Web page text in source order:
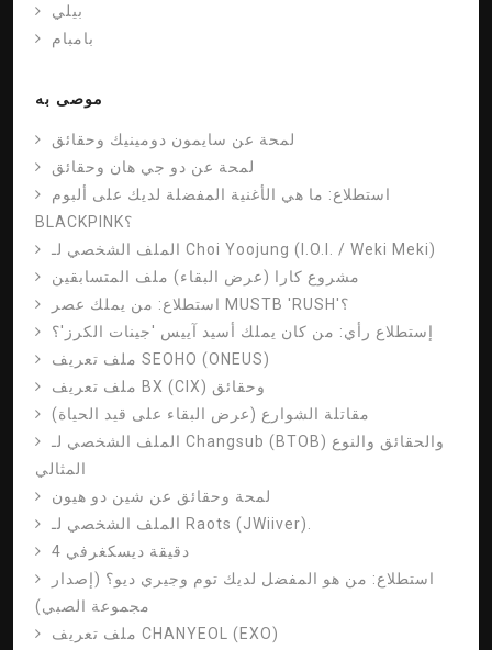
بيلي
بامبام
موصى به
لمحة عن سايمون دومينيك وحقائق
لمحة عن دو جي هان وحقائق
استطلاع: ما هي الأغنية المفضلة لديك على ألبوم
BLACKPINK؟
الملف الشخصي لـ Choi Yoojung (I.O.I. / Weki Meki)
مشروع كارا (عرض البقاء) ملف المتسابقين
استطلاع: من يملك عصر MUSTB 'RUSH'؟
إستطلاع رأي: من كان يملك أسيد آييس 'جينات الكرز'؟
ملف تعريف SEOHO (ONEUS)
ملف تعريف BX (CIX) وحقائق
مقاتلة الشوارع (عرض البقاء على قيد الحياة)
الملف الشخصي لـ Changsub (BTOB) والحقائق والنوع
المثالي
لمحة وحقائق عن شين دو هيون
الملف الشخصي لـ Raots (JWiiver).
4 دقيقة ديسكغرفي
استطلاع: من هو المفضل لديك توم وجيري ديو؟ (إصدار
مجموعة الصبي)
ملف تعريف CHANYEOL (EXO)